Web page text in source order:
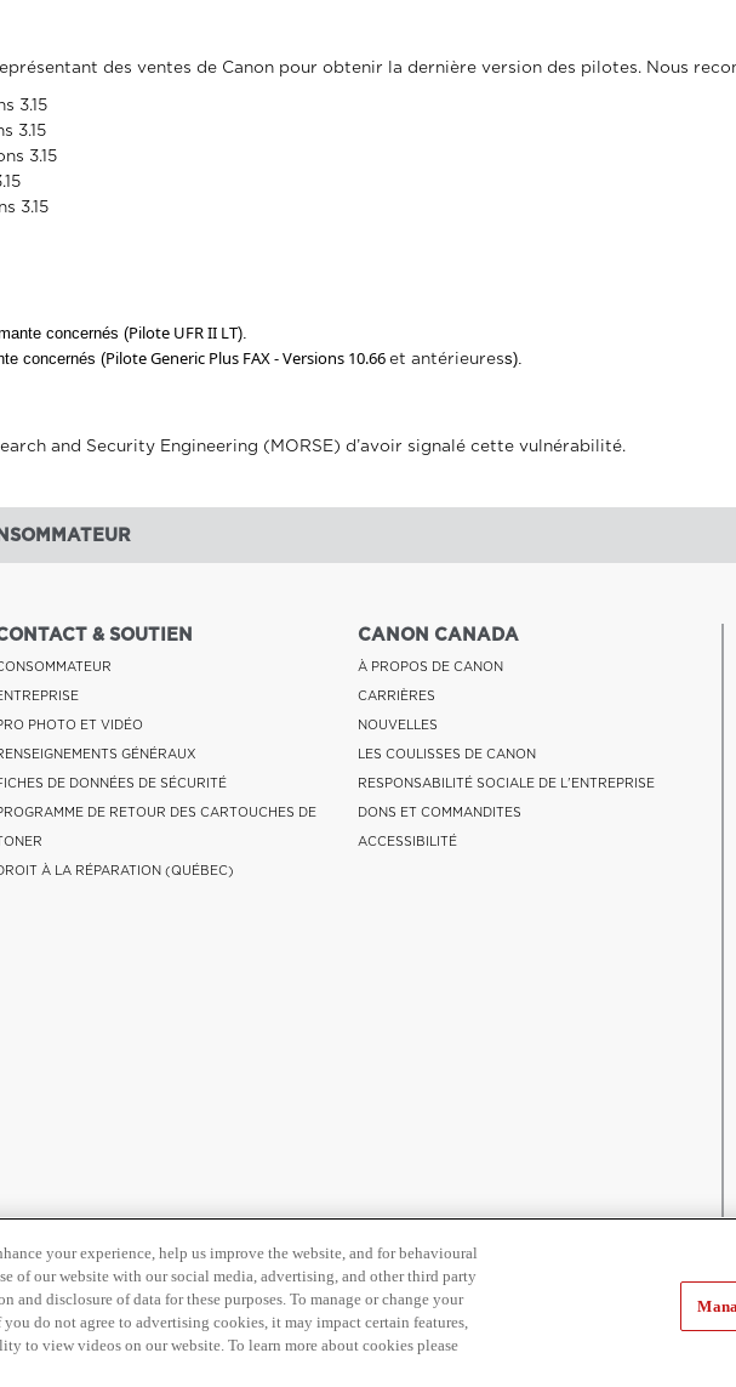
des ventes de Canon pour obtenir la dernière version des pilotes. Nous
3.15
3.15
3.15
3.15
concernés (Pilote UFR II LT).
concernés (Pilote Generic Plus FAX - Versions 10.66 et antérieuress).
and Security Engineering (MORSE) d’avoir signalé cette vulnérabilité.
& SOUTIEN
PHOTO ET VIDÉO
GÉNÉRAUX
DE DONNÉES DE SÉCURITÉ
DE RETOUR DES CARTOUCHES DE
À LA RÉPARATION (QUÉBEC)
CANON CANADA
À PROPOS DE CANON
CARRIÈRES
NOUVELLES
LES COULISSES DE CANON
RESPONSABILITÉ SOCIALE DE L'ENTREPRISE
DONS ET COMMANDITES
ACCESSIBILITÉ
your experience, help us improve the website, and for behavioural
of our website with our social media, advertising, and other third party
disclosure of data for these purposes. To manage or change your
do not agree to advertising cookies, it may impact certain features,
to view videos on our website. To learn more about cookies please